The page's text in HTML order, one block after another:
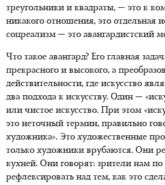
треугольники и квадраты, — это к
никакого отношения, это отдельная
соцреализм — это авангардистский
Что такое авангард? Его главная
прекрасного и высокого, а
действительности, где искусство
два подхода к искусству. Один —
или чистое искусство. При этом
это неточный термин, правильно
художника». Это художественные
только художники врубаются. Они
кухней. Они говорят: зрители нам
рефлексировать над тем, как это